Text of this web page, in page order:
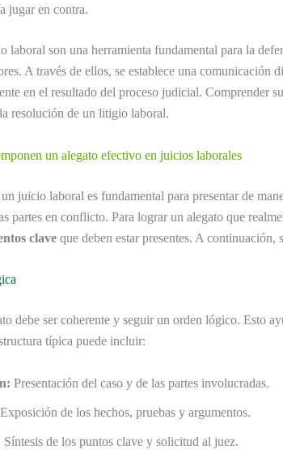
jugar en contra.
laboral son una herramienta fundamental para la
A través de ellos, se establece una comunicación
en el resultado del proceso judicial. Comprender
resolución de un litigio laboral.
un alegato efectivo en juicios laborales
juicio laboral es fundamental para presentar de
partes en conflicto. Para lograr un alegato que
clave que deben estar presentes. A continuación,
debe ser coherente y seguir un orden lógico. Esto
típica puede incluir:
Presentación del caso y de las partes involucradas.
Exposición de los hechos, pruebas y argumentos.
Síntesis de los puntos clave y solicitud al juez.